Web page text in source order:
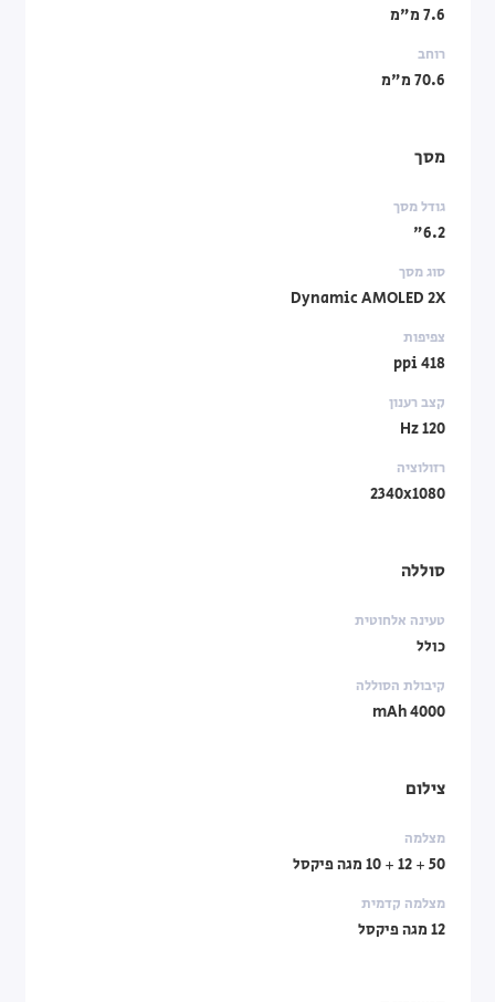
7.6 מ"מ
רוחב
70.6 מ"מ
מסך
גודל מסך
6.2"
סוג מסך
Dynamic AMOLED 2X
צפיפות
418 ppi
קצב רענון
120 Hz
רזולוציה
2340x1080
סוללה
טעינה אלחוטית
כולל
קיבולת הסוללה
4000 mAh
צילום
מצלמה
50 + 12 + 10 מגה פיקסל
מצלמה קדמית
12 מגה פיקסל